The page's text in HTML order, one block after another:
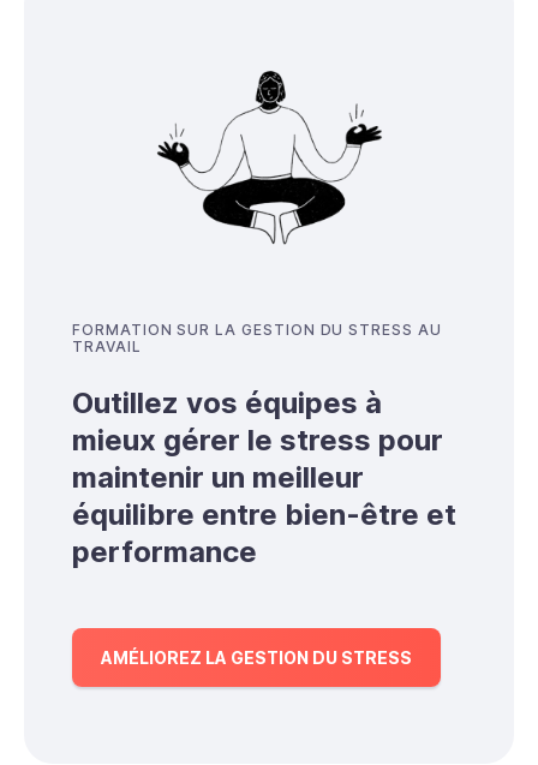
FORMATION SUR LA GESTION DU STRESS AU
TRAVAIL
Outillez vos équipes à
mieux gérer le stress pour
maintenir un meilleur
équilibre entre bien-être et
performance
AMÉLIOREZ LA GESTION DU STRESS